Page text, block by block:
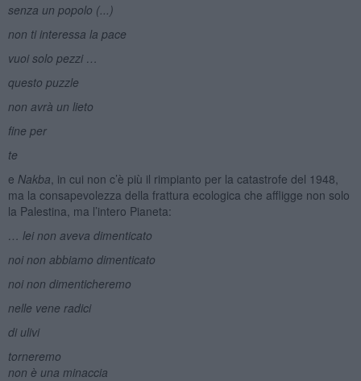
senza un popolo (...)
non ti interessa la pace
vuoi solo pezzi …
questo puzzle
non avrà un lieto
fine per
te
e Nakba , in cui non c’è più il rimpianto per la catastrofe del 1948,
ma la consapevolezza della frattura ecologica che affligge non solo
la Palestina, ma l’intero Pianeta:
… lei non aveva dimenticato
noi non abbiamo dimenticato
noi non dimenticheremo
nelle vene radici
di ulivi
torneremo
non è una minaccia